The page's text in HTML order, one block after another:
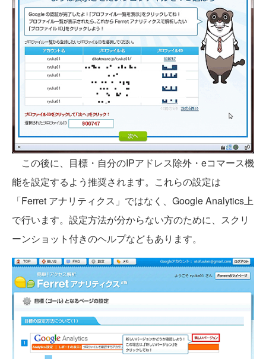
この後に、目標・自分のIPアドレス除外・eコマース機
能を設定するよう推奨されます。これらの設定は
「Ferret アナリティクス」ではなく、Google Analytics上
で行います。設定方法が分からない方のために、スクリ
ーンショット付きのヘルプなどもあります。